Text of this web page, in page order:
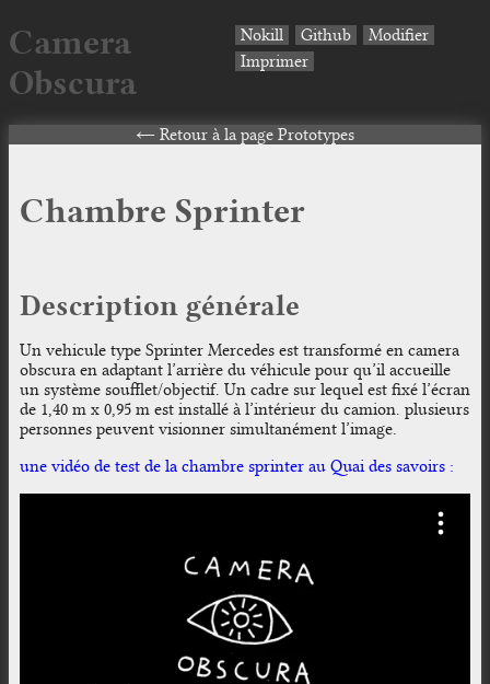
Camera
Obscura
Nokill Github
Modifier
Imprimer
Retour à la page Prototypes
Chambre Sprinter
Description générale
Un vehicule type Sprinter Mercedes est transformé en camera
obscura en adaptant l’arrière du véhicule pour qu’il accueille
un système soufflet/objectif. Un cadre sur lequel est fixé l’écran
de 1,40 m x 0,95 m est installé à l’intérieur du camion. plusieurs
personnes peuvent visionner simultanément l’image.
une vidéo de test de la chambre sprinter au Quai des savoirs :